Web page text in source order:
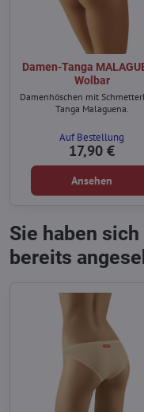
Damen-Tanga
Wolbar
Damenhöschen mit
Tanga Malaguena.
Auf Bestellung
17,90 €
Ansehen
Sie haben
bereits